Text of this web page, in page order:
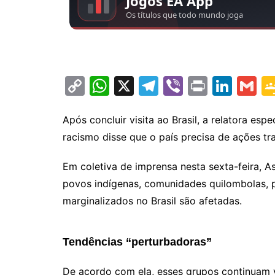
C
p
y
Li
n
k
W
at
s
A
p
p
X
T
e
gr
a
m
Vi
er
Pr
t
Li
k
e
dI
n
G
ai
l
Após concluir visita ao Brasil, a relatora
racismo disse que o país precisa de ações
Em coletiva de imprensa nesta sexta-feira,
povos indígenas, comunidades
marginalizados no Brasil são afetadas.
Tendências “perturbadoras”
De acordo com ela, esses grupos